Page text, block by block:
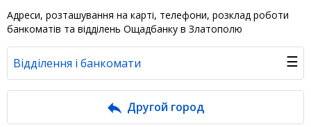
Адреси, розташування на карті, телефони, розклад роботи
банкоматів та відділень Ощадбанку в Златополю
Відділення і банкомати ☰
Другой город